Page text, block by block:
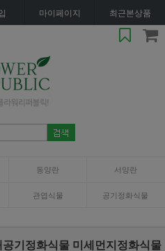
마이페이지 최근본상품
동양란 서양란
관엽식물 공기정화식물
기정화식물 미세먼지정화식물